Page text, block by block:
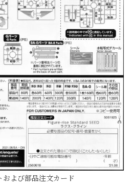
および部品注文カード